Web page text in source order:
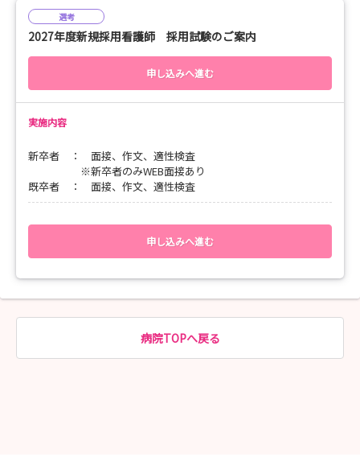
【持参するもの】
実習で使用するユニフォーム、ナースシューズ、筆記用具
【注意事項】
・髪型はきちんとまとめられるように準備してきてください。
・交通費は自己負担になります。
【問い合わせ先】
総務課 川崎 浩子
TEL:093-330-5211（代表）
Email：kawasaki.h@yahata.saiseikai.or.jp
選考
2027年度新規採用看護師 採用試験のご案内
申し込みへ進む
実施内容
新卒者 ： 面接、作文、適性検査
※新卒者のみWEB面接あり
既卒者 ： 面接、作文、適性検査
申し込みへ進む
病院TOPへ戻る